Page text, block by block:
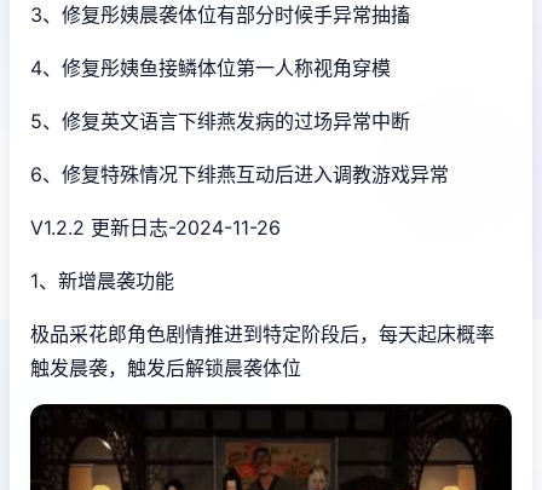
3、修复彤姨晨袭体位有部分时候手异常抽搐
4、修复彤姨鱼接鳞体位第一人称视角穿模
5、修复英文语言下绯燕发病的过场异常中断
6、修复特殊情况下绯燕互动后进入调教游戏异常
V1.2.2 更新日志-2024-11-26
1、新增晨袭功能
极品采花郎角色剧情推进到特定阶段后，每天起床概率
触发晨袭，触发后解锁晨袭体位